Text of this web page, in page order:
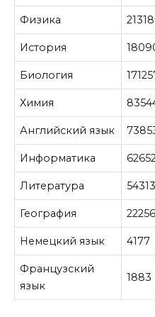
Физика
История
Биология
Химия
Английский язык
Информатика
Литература 54313
География 22256
Немецкий язык 4177
Французский
язык
1883